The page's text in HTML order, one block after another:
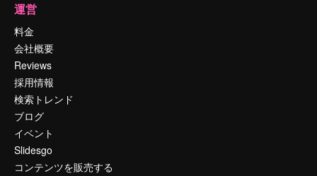
運営
料金
会社概要
Reviews
採用情報
検索トレンド
ブログ
イベント
Slidesgo
コンテンツを販売する